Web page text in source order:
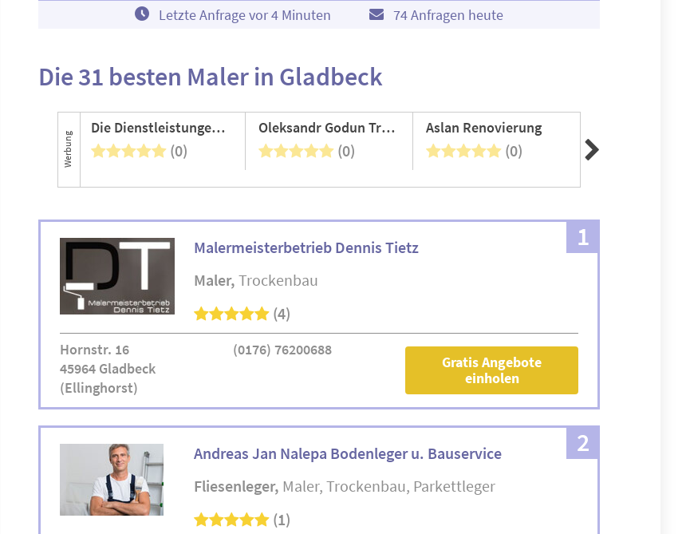
Letzte Anfrage vor4 Minuten 74 Anfragen heute
Die 31 besten Maler in Gladbeck
Werbung
Die Dienstleistungen 24
(0)
Oleksandr Godun Trockenbau
(0)
Aslan Renovierung
(0)
1
Malermeisterbetrieb Dennis Tietz
Maler Trockenbau
(4)
Hornstr. 16
45964 Gladbeck
(Ellinghorst)
(0176) 76200688
Gratis Angebote
einholen
2
Andreas Jan Nalepa Bodenleger u. Bauservice
Fliesenleger Maler Trockenbau Parkettleger
(1)